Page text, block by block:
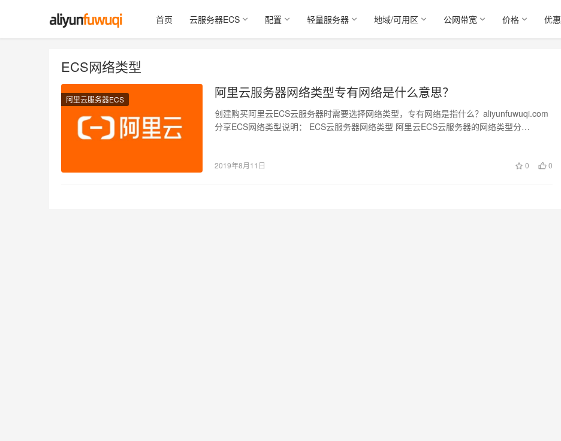
首页 云服务器ECS 配置 轻量服务器 地域/可用区 公网带宽 价格 优惠
ECS网络类型
阿里云服务器ECS 阿里云服务器网络类型专有网络是什么意思？
创建购买阿里云ECS云服务器时需要选择网络类型，专有网络是指什么？aliyunfuwuqi.com
分享ECS网络类型说明： ECS云服务器网络类型 阿里云ECS云服务器的网络类型分…
2019年8月11日 0 0